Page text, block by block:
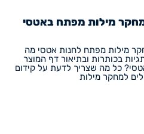
מילות מפתח באטסי
מילות מפתח לחנות אטסי מה
בכותרות ובתיאור דף המוצר
כל מה שצריך לדעת על קידום
למחקר מילות